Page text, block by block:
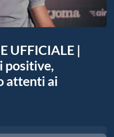
UFFICIALE |
positive,
attenti ai